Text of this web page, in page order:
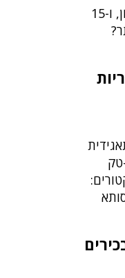
הדירוג השנתי של מעלה כולל 18 חברות היי-טק וביטחון, ו-15
טק